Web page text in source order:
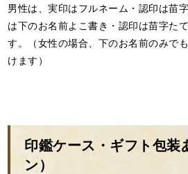
男性は、実印はフルネーム・認印は苗
は下のお名前よこ書き・認印は苗字た
す。（女性の場合、下のお名前のみで
けます）
印鑑ケース・ギフト包装
ン）